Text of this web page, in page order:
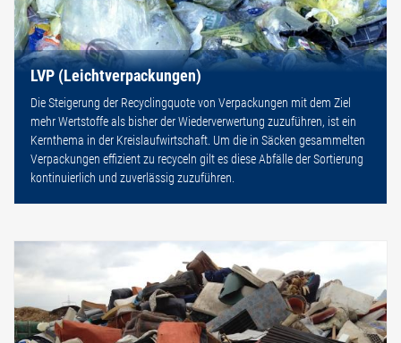
LVP (Leichtverpackungen)
Die Steigerung der Recyclingquote von Verpackungen mit dem Ziel
mehr Wertstoffe als bisher der Wiederverwertung zuzuführen, ist ein
Kernthema in der Kreislaufwirtschaft. Um die in Säcken gesammelten
Verpackungen effizient zu recyceln gilt es diese Abfälle der Sortierung
kontinuierlich und zuverlässig zuzuführen.